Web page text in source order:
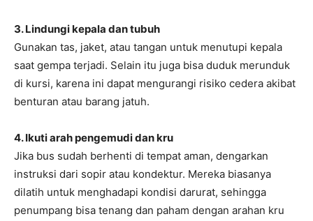
3. Lindungi kepala dan tubuh
Gunakan tas, jaket, atau tangan untuk menutupi kepala
saat gempa terjadi. Selain itu juga bisa duduk merunduk
di kursi, karena ini dapat mengurangi risiko cedera akibat
benturan atau barang jatuh.
4. Ikuti arah pengemudi dan kru
Jika bus sudah berhenti di tempat aman, dengarkan
instruksi dari sopir atau kondektur. Mereka biasanya
dilatih untuk menghadapi kondisi darurat, sehingga
penumpang bisa tenang dan paham dengan arahan kru